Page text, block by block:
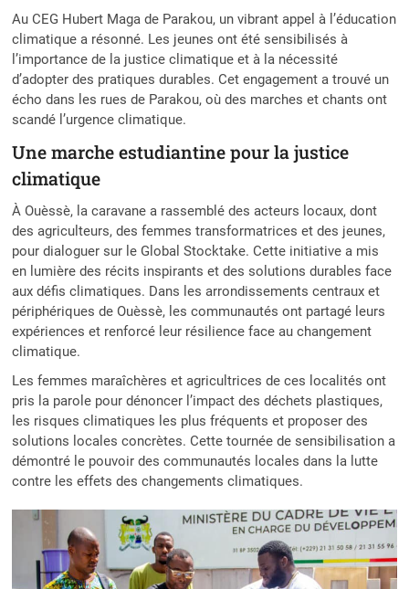
Au CEG Hubert Maga de Parakou, un vibrant appel à l’éducation
climatique a résonné. Les jeunes ont été sensibilisés à
l’importance de la justice climatique et à la nécessité
d’adopter des pratiques durables. Cet engagement a trouvé un
écho dans les rues de Parakou, où des marches et chants ont
scandé l’urgence climatique.
Une marche estudiantine pour la justice
climatique
À Ouèssè, la caravane a rassemblé des acteurs locaux, dont
des agriculteurs, des femmes transformatrices et des jeunes,
pour dialoguer sur le Global Stocktake. Cette initiative a mis
en lumière des récits inspirants et des solutions durables face
aux défis climatiques. Dans les arrondissements centraux et
périphériques de Ouèssè, les communautés ont partagé leurs
expériences et renforcé leur résilience face au changement
climatique.
Les femmes maraîchères et agricultrices de ces localités ont
pris la parole pour dénoncer l’impact des déchets plastiques,
les risques climatiques les plus fréquents et proposer des
solutions locales concrètes. Cette tournée de sensibilisation a
démontré le pouvoir des communautés locales dans la lutte
contre les effets des changements climatiques.